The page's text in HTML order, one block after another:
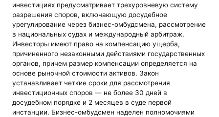
инвестициях предусматривает трехуровневую систему
разрешения споров, включающую досудебное
урегулирование через бизнес-омбудсмена, рассмотрение
в национальных судах и международный арбитраж.
Инвесторы имеют право на компенсацию ущерба,
причиненного незаконными действиями государственных
органов, причем размер компенсации определяется на
основе рыночной стоимости активов. Закон
устанавливает четкие сроки для рассмотрения
инвестиционных споров — не более 30 дней в
досудебном порядке и 2 месяцев в суде первой
инстанции. Бизнес-омбудсмен наделен полномочиями